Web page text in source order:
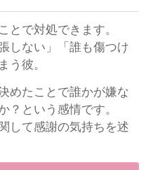
とで対処できます。
しない」「誰も傷つけ
う彼。
めたことで誰かが嫌な
？という感情です。
して感謝の気持ちを述